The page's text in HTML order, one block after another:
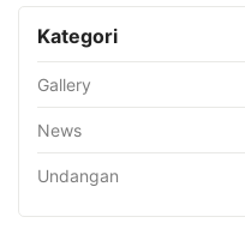
Kategori
Gallery
News
Undangan